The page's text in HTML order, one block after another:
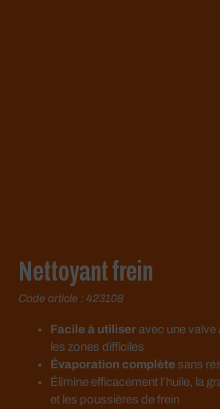
Nettoyant frein
Code article : 423108
Facile à utiliseravec une valve
les zones difficiles
Évaporation complète sans
Élimine efficacement l’huile, la
et les poussières de frein